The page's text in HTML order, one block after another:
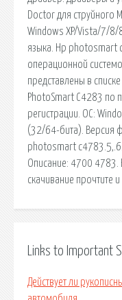
Links to Important
Действует ли